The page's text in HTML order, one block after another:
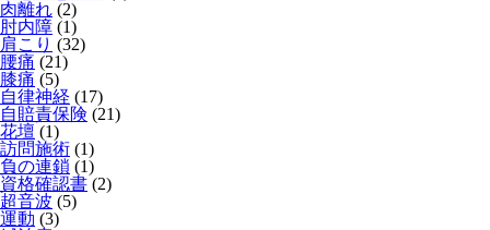
肉離れ (2)
肘内障 (1)
肩こり (32)
腰痛 (21)
膝痛 (5)
自律神経 (17)
自賠責保険 (21)
花壇 (1)
訪問施術 (1)
負の連鎖 (1)
資格確認書 (2)
超音波 (5)
運動 (3)